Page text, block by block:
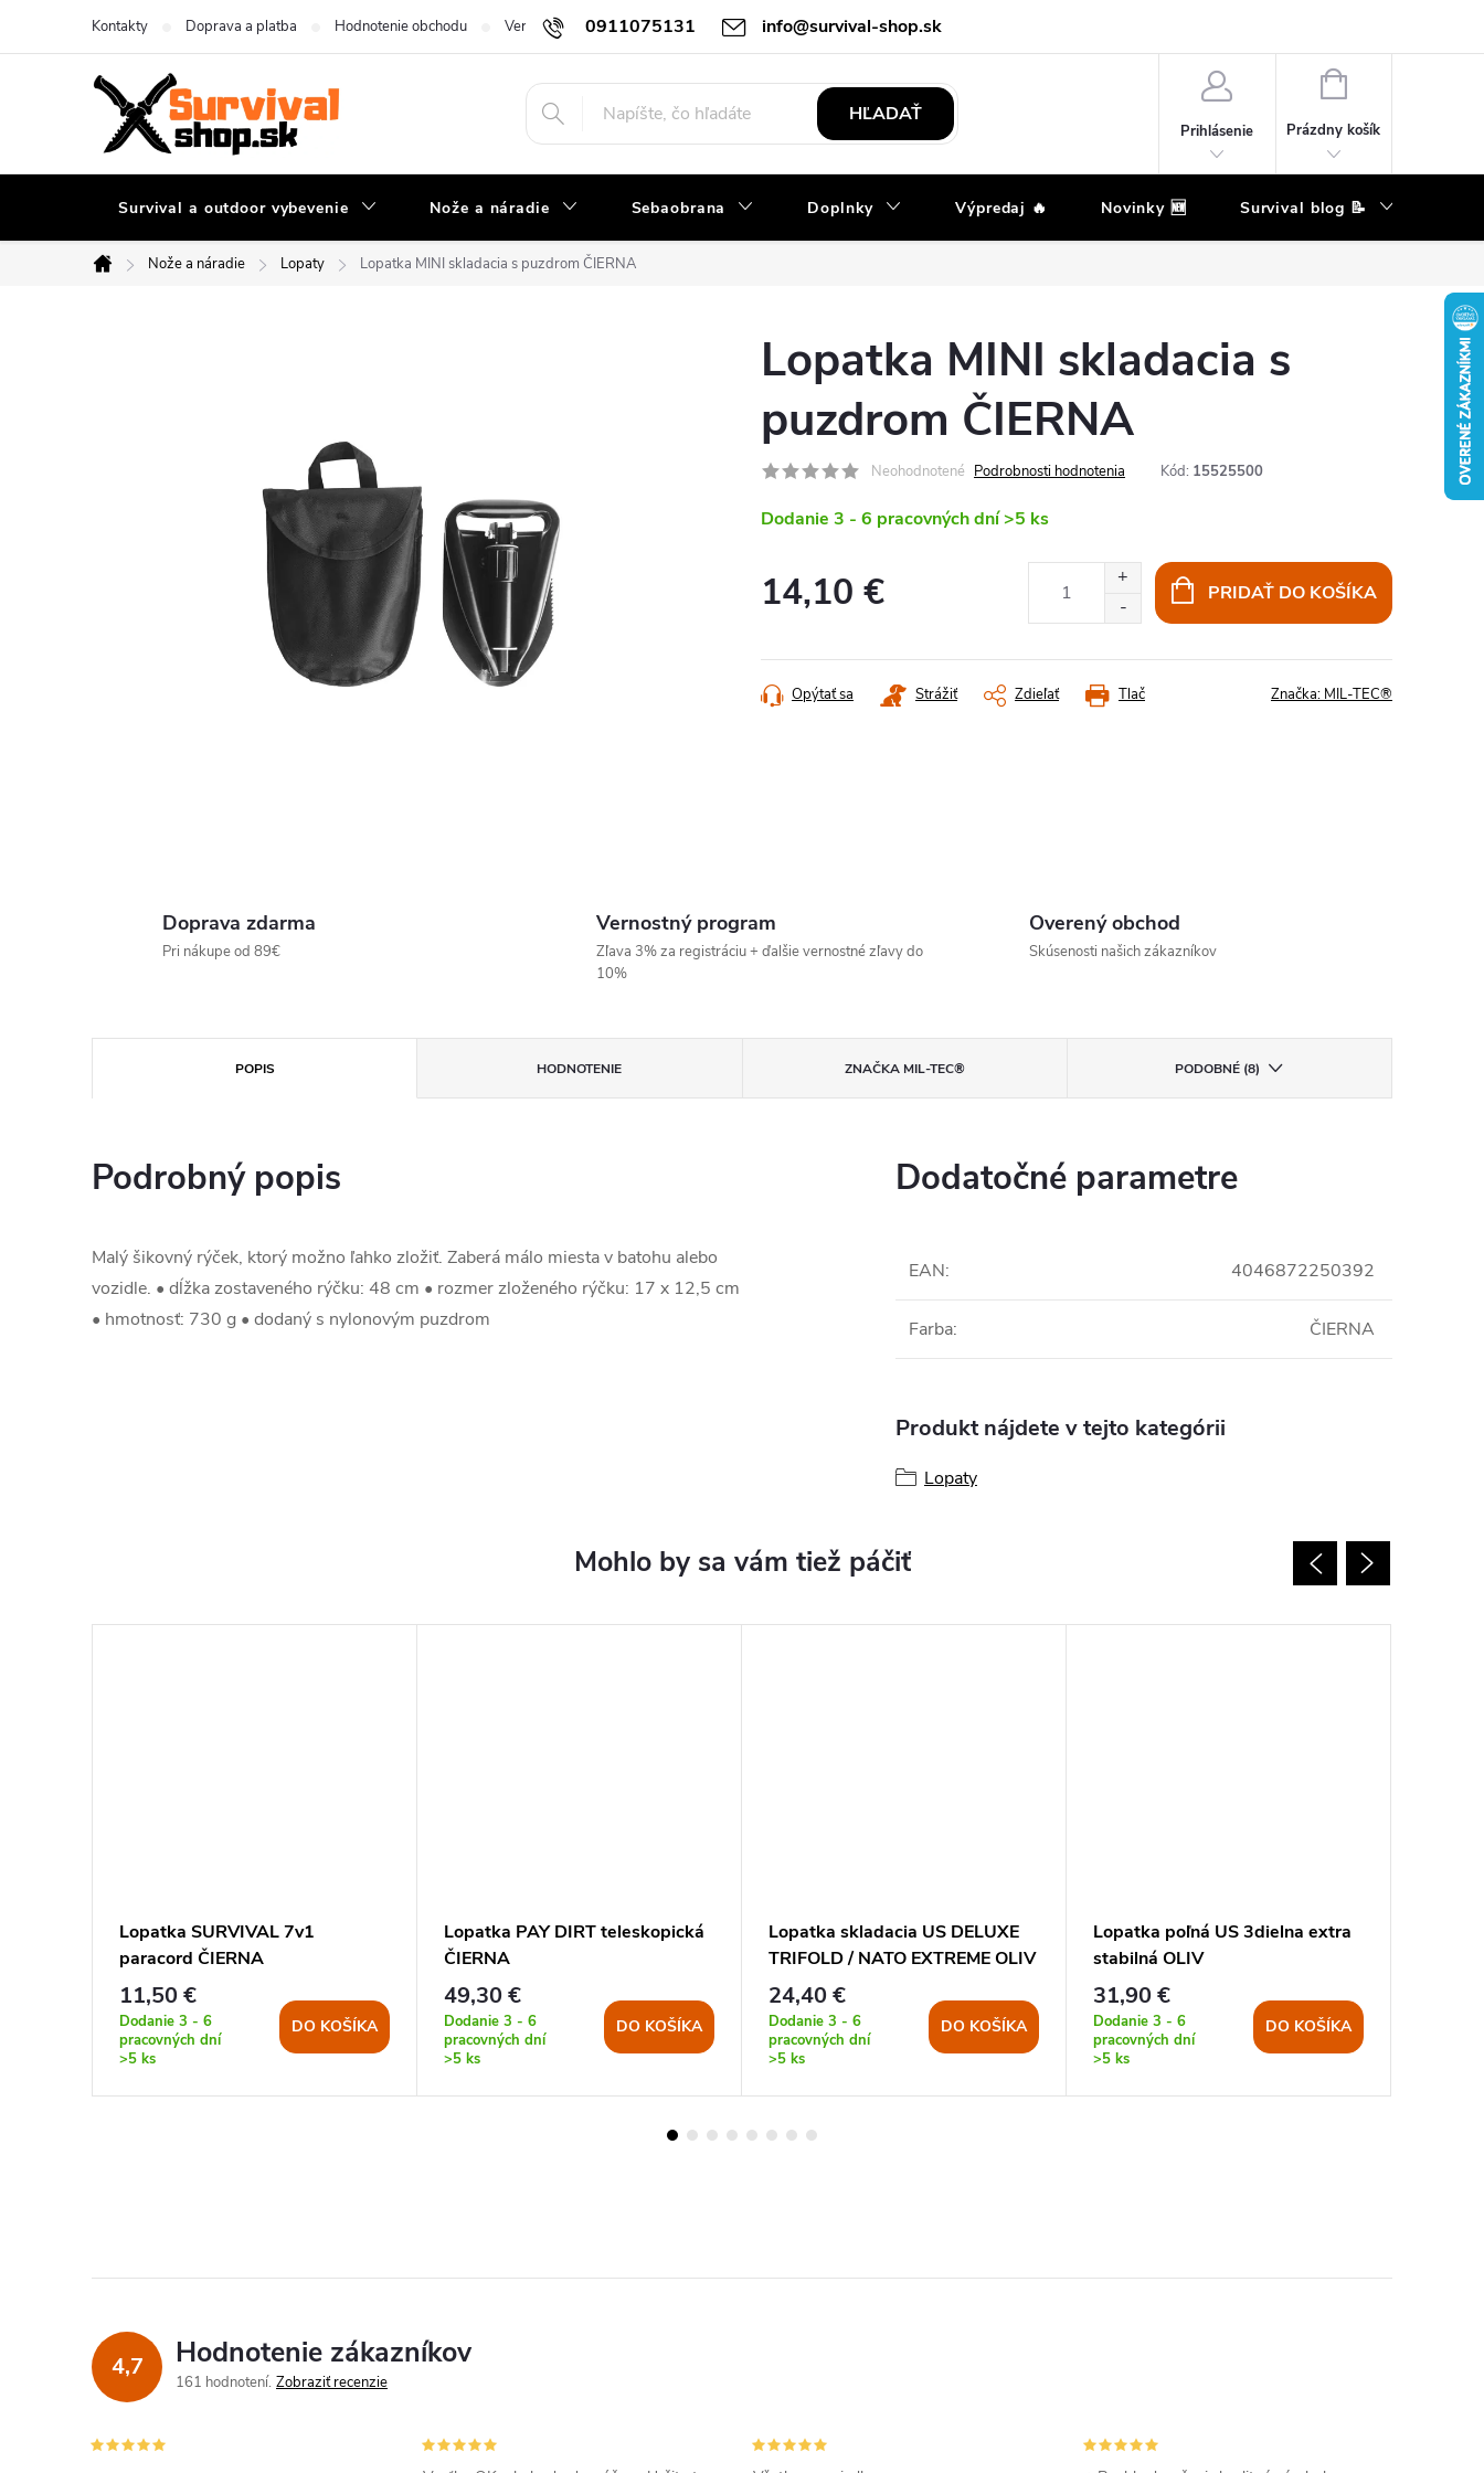
0911075131 info@survival-shop.sk
Kontakty Doprava a platba Hodnotenie obchodu Vernostný program Slovník pojmov Obchodné podmienky
HĽADAŤ
Prihlásenie
NÁKUPNÝ
Prázdny košík
Survival a outdoor vybevenie Nože a náradie Sebaobrana Doplnky Výpredaj 🔥 Novinky 🆕 Survival blog 📝
Domov
Nože a náradie Lopaty Lopatka MINI skladacia s puzdrom ČIERNA
Lopatka MINI skladacia s
puzdrom ČIERNA
Neohodnotené Podrobnosti hodnotenia Kód: 15525500
Dodanie 3 - 6 pracovných dní>5 ks
14,10 € PRIDAŤ DO KOŠÍKA
Tlač
Opýtať sa Strážiť Zdieľať Značka: MIL-TEC®
Doprava zdarma
Pri nákupe od 89€
Vernostný program
Zľava 3% za registráciu + ďalšie vernostné zľavy do
10%
Overený obchod
Skúsenosti našich zákazníkov
POPIS HODNOTENIE ZNAČKAMIL-TEC® PODOBNÉ (8)
Podrobný popis
Malý šikovný rýček, ktorý možno ľahko zložiť. Zaberá málo miesta v batohu alebo
vozidle. • dĺžka zostaveného rýčku: 48 cm • rozmer zloženého rýčku: 17 x 12,5 cm
• hmotnosť: 730 g • dodaný s nylonovým puzdrom
Dodatočné parametre
EAN: 4046872250392
Farba: ČIERNA
Produkt nájdete v tejto kategórii
Lopaty
Lopatka SURVIVAL 7v1
paracord ČIERNA
11,50 €
Dodanie 3 - 6
pracovných dní
>5 ks
DO KOŠÍKA
Lopatka PAY DIRT teleskopická
ČIERNA
49,30 €
Dodanie 3 - 6
pracovných dní
>5 ks
DO KOŠÍKA
Lopatka skladacia US DELUXE
TRIFOLD / NATO EXTREME OLIV
24,40 €
Dodanie 3 - 6
pracovných dní
>5 ks
DO KOŠÍKA
Lopatka poľná US 3dielna extra
stabilná OLIV
31,90 €
Dodanie 3 - 6
pracovných dní
>5 ks
DO KOŠÍKA
4,7 Hodnotenie zákazníkov
161 hodnotení Zobraziť recenzie